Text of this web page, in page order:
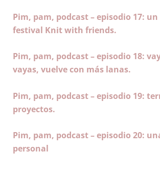
Pim, pam, podcast – episodio 17: un
festival Knit with friends.
Pim, pam, podcast – episodio 18:
vayas, vuelve con más lanas.
Pim, pam, podcast – episodio 19:
proyectos.
Pim, pam, podcast – episodio 20:
personal